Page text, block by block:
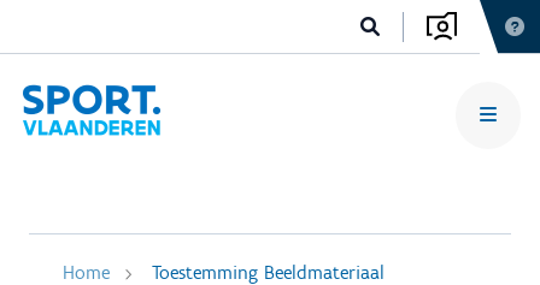
Home Toestemming Beeldmateriaal